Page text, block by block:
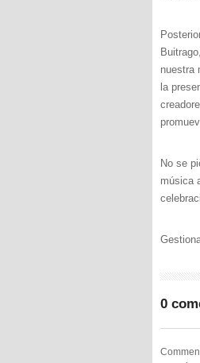
nuestra
la
No se
música
0